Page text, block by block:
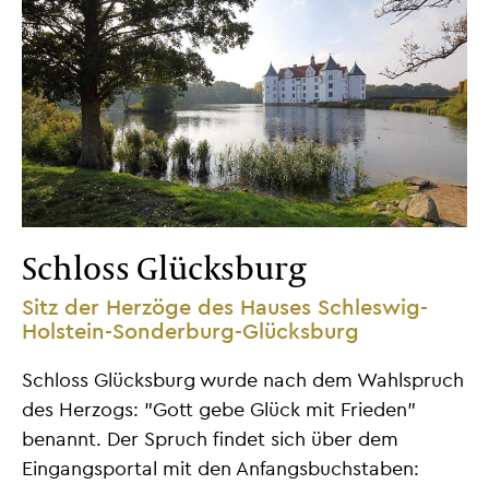
Schloss Glücksburg
Sitz der Herzöge des Hauses Schleswig-
Holstein-Sonderburg-Glücksburg
Schloss Glücksburg wurde nach dem Wahlspruch
des Herzogs: "Gott gebe Glück mit Frieden"
benannt. Der Spruch findet sich über dem
Eingangsportal mit den Anfangsbuchstaben: